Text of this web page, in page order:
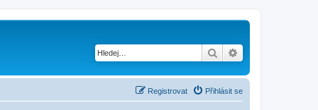
Hledat
Přihlásit se
Registrovat